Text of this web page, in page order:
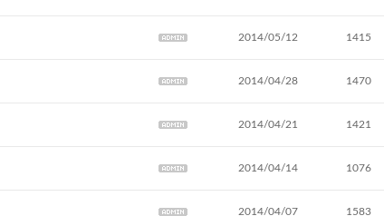
2014/05/12 1415
2014/04/28 1470
2014/04/21 1421
2014/04/14 1076
2014/04/07 1583